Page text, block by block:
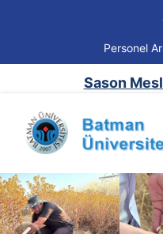
Personel
Sason